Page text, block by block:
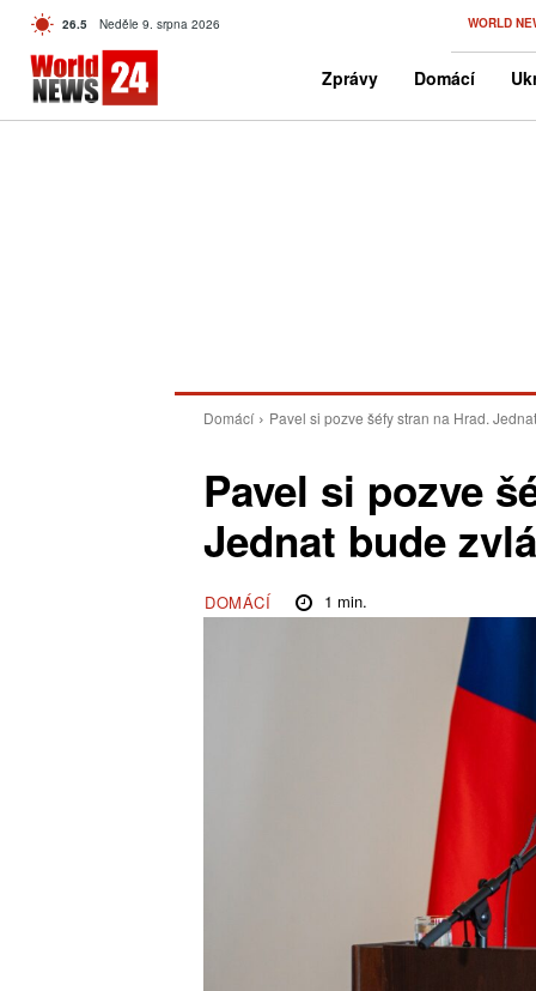
26.5 C Czech
Neděle 9. srpna 2026 WORLD
Zprávy Domácí
Domácí Pavel si pozve šéfy stran na Hrad.
Pavel si pozve
Jednat bude
DOMÁCÍ 1 min.